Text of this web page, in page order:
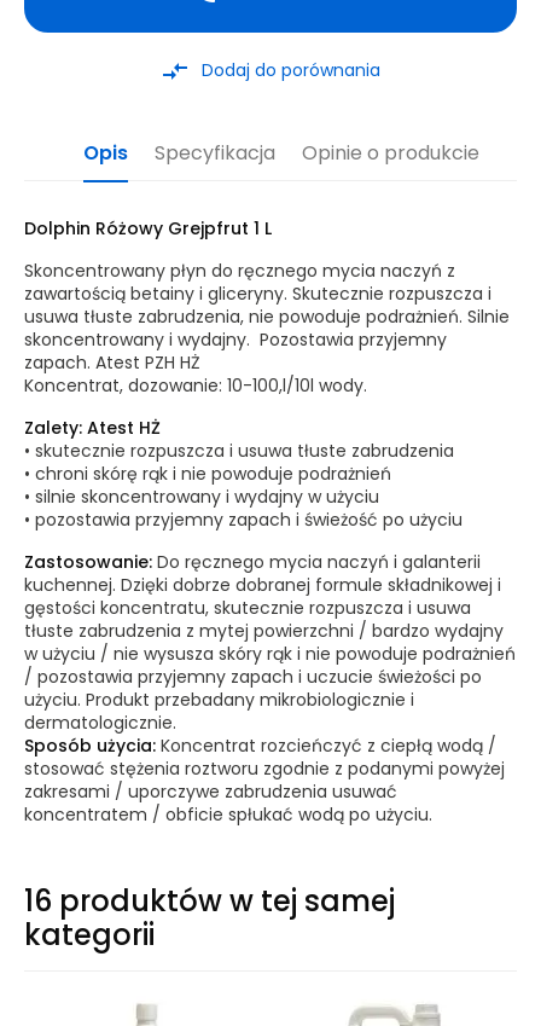
compare_arrows Dodaj do porównania
Opis Specyfikacja Opinie o produkcie
Dolphin Różowy Grejpfrut 1 L
Skoncentrowany płyn do ręcznego mycia naczyń z
zawartością betainy i gliceryny. Skutecznie rozpuszcza i
usuwa tłuste zabrudzenia, nie powoduje podrażnień. Silnie
skoncentrowany i wydajny. Pozostawia przyjemny
zapach. Atest PZH HŻ
Koncentrat, dozowanie: 10-100,l/10l wody.
Zalety: Atest HŻ
• skutecznie rozpuszcza i usuwa tłuste zabrudzenia
• chroni skórę rąk i nie powoduje podrażnień
• silnie skoncentrowany i wydajny w użyciu
• pozostawia przyjemny zapach i świeżość po użyciu
Zastosowanie: Do ręcznego mycia naczyń i galanterii
kuchennej. Dzięki dobrze dobranej formule składnikowej i
gęstości koncentratu, skutecznie rozpuszcza i usuwa
tłuste zabrudzenia z mytej powierzchni / bardzo wydajny
w użyciu / nie wysusza skóry rąk i nie powoduje podrażnień
/ pozostawia przyjemny zapach i uczucie świeżości po
użyciu. Produkt przebadany mikrobiologicznie i
dermatologicznie.
Sposób użycia: Koncentrat rozcieńczyć z ciepłą wodą /
stosować stężenia roztworu zgodnie z podanymi powyżej
zakresami / uporczywe zabrudzenia usuwać
koncentratem / obficie spłukać wodą po użyciu.
16 produktów w tej samej
kategorii